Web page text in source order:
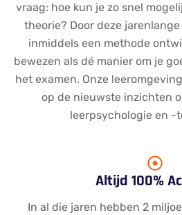
vraag: hoe kun je zo snel
theorie? Door deze
inmiddels een methode
bewezen als dé manier om je
het examen. Onze
op de nieuwste inzichten
leerpsychologie en -
Altijd 100%
In al die jaren hebben 2